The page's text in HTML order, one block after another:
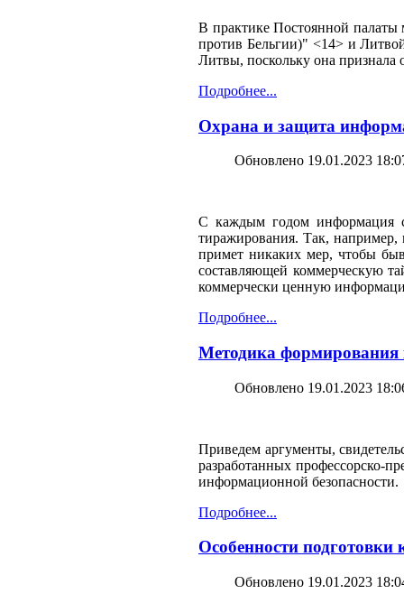
В практике Постоянной
против Бельгии)" <14> и
Литвы, поскольку она
Подробнее...
Охрана и защита
Обновлено 19.01.2023
С каждым годом информация
тиражирования. Так, например,
примет никаких мер, чтобы
составляющей коммерческую
коммерчески ценную
Подробнее...
Методика формирования
Обновлено 19.01.2023
Приведем аргументы,
разработанных профессорско-
информационной безопасности.
Подробнее...
Особенности подготовки
Обновлено 19.01.2023